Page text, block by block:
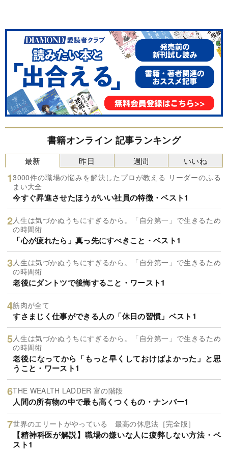
書籍オンライン 記事ランキング
最新
3000件の職場の悩みを解決したプロが教える リーダーのふる
まい大全
今すぐ昇進させたほうがいい社員の特徴・ベスト1
人生は気づかぬうちにすぎるから。「自分第一」で生きるため
の時間術
「心が疲れたら」真っ先にすべきこと・ベスト1
人生は気づかぬうちにすぎるから。「自分第一」で生きるため
の時間術
老後にダントツで後悔すること・ワースト1
筋肉が全て
すさまじく仕事ができる人の「休日の習慣」ベスト1
人生は気づかぬうちにすぎるから。「自分第一」で生きるため
の時間術
老後になってから「もっと早くしておけばよかった」と思
うこと・ワースト1
THE WEALTH LADDER 富の階段
人間の所有物の中で最も高くつくもの・ナンバー1
世界のエリートがやっている 最高の休息法［完全版］
【精神科医が解説】職場の嫌いな人に疲弊しない方法・ベ
スト1
昨日 週間 いいね